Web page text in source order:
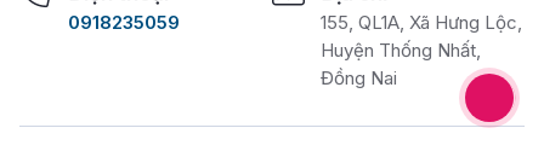
0918235059
155, QL1A, Xã Hưng Lộc,
Huyện Thống Nhất,
Đồng Nai